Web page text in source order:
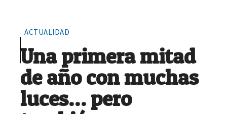
ACTUALIDAD
Una primera mitad
de año con muchas
luces… pero